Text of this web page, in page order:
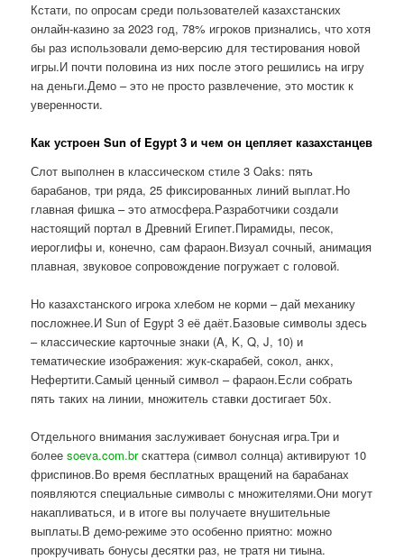
Кстати, по опросам среди пользователей казахстанских
онлайн-казино за 2023 год, 78% игроков признались, что хотя
бы раз использовали демо-версию для тестирования новой
игры.И почти половина из них после этого решились на игру
на деньги.Демо – это не просто развлечение, это мостик к
уверенности.
Как устроен Sun of Egypt 3 и чем он цепляет казахстанцев
Слот выполнен в классическом стиле 3 Oaks: пять
барабанов, три ряда, 25 фиксированных линий выплат.Но
главная фишка – это атмосфера.Разработчики создали
настоящий портал в Древний Египет.Пирамиды, песок,
иероглифы и, конечно, сам фараон.Визуал сочный, анимация
плавная, звуковое сопровождение погружает с головой.
Но казахстанского игрока хлебом не корми – дай механику
посложнее.И Sun of Egypt 3 её даёт.Базовые символы здесь
– классические карточные знаки (A, K, Q, J, 10) и
тематические изображения: жук-скарабей, сокол, анкх,
Нефертити.Самый ценный символ – фараон.Если собрать
пять таких на линии, множитель ставки достигает 50x.
Отдельного внимания заслуживает бонусная игра.Три и
болееsoeva.com.brскаттера (символ солнца) активируют 10
фриспинов.Во время бесплатных вращений на барабанах
появляются специальные символы с множителями.Они могут
накапливаться, и в итоге вы получаете внушительные
выплаты.В демо-режиме это особенно приятно: можно
прокручивать бонусы десятки раз, не тратя ни тиына.